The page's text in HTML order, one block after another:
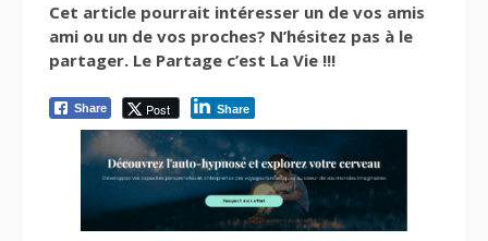
Cet article pourrait intéresser un de vos amis
ami ou un de vos proches? N’hésitez pas à le
partager. Le Partage c’est La Vie !!!
Share Post Share